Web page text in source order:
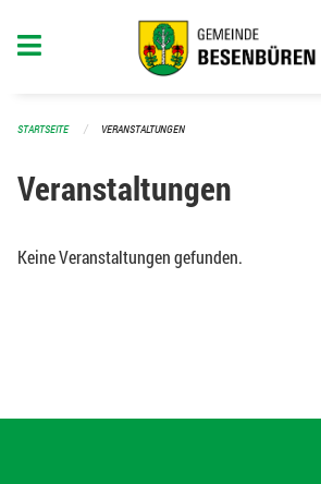
STARTSEITE VERANSTALTUNGEN
Veranstaltungen
Keine Veranstaltungen gefunden.